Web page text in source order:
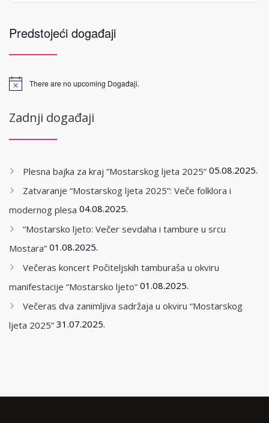
Predstojeći događaji
There are no upcoming Događaji.
Zadnji događaji
Plesna bajka za kraj “Mostarskog ljeta 2025” 05.08.2025.
Zatvaranje “Mostarskog ljeta 2025”: Veče folklora i
modernog plesa 04.08.2025.
“Mostarsko ljeto: Večer sevdaha i tambure u srcu
Mostara” 01.08.2025.
Večeras koncert Počiteljskih tamburaša u okviru
manifestacije “Mostarsko ljeto” 01.08.2025.
Večeras dva zanimljiva sadržaja u okviru “Mostarskog
ljeta 2025” 31.07.2025.